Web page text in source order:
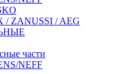
/ ZANUSSI / AEG
части
NEFF